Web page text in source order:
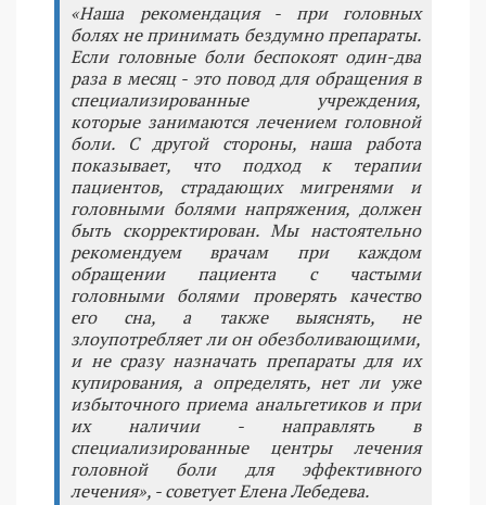
«Наша рекомендация - при головных
болях не принимать бездумно препараты.
Если головные боли беспокоят один-два
раза в месяц - это повод для обращения в
специализированные учреждения,
которые занимаются лечением головной
боли. С другой стороны, наша работа
показывает, что подход к терапии
пациентов, страдающих мигренями и
головными болями напряжения, должен
быть скорректирован. Мы настоятельно
рекомендуем врачам при каждом
обращении пациента с частыми
головными болями проверять качество
его сна, а также выяснять, не
злоупотребляет ли он обезболивающими,
и не сразу назначать препараты для их
купирования, а определять, нет ли уже
избыточного приема анальгетиков и при
их наличии - направлять в
специализированные центры лечения
головной боли для эффективного
лечения», - советует Елена Лебедева.